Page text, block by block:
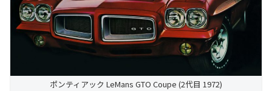
ポンティアック LeMans GTO Coupe (2代目 1972)